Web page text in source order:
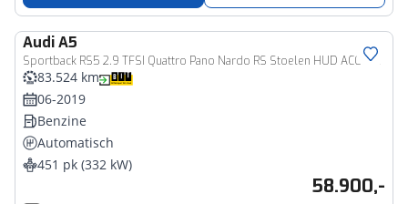
AudiA5
Sportback RS5 2.9 TFSI Quattro Pano Nardo RS Stoelen HUD ACC Black Optiek Sportuitlaat
83.524 km
06-2019
Benzine
Automatisch
451 pk (332 kW)
58.900,-